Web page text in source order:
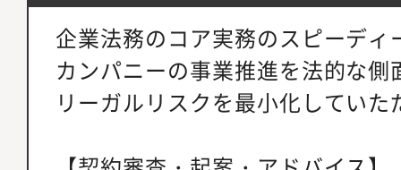
企業法務のコア実務のスピーデ
カンパニーの事業推進を法的な
リーガルリスクを最小化していた